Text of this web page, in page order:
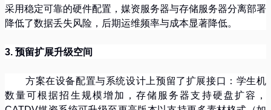
采用稳定可靠的硬件配置，媒资服务器与存储服务器分离部署
降低了数据丢失风险，后期运维频率与成本显著降低。
3. 预留扩展升级空间
方案在设备配置与系统设计上预留了扩展接口：学生机
数量可根据招生规模增加，存储服务器支持硬盘扩容，